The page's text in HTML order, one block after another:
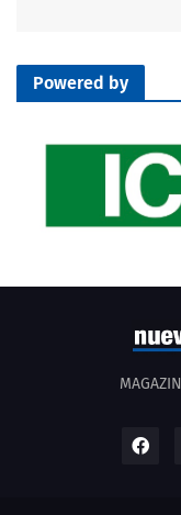
Powered by